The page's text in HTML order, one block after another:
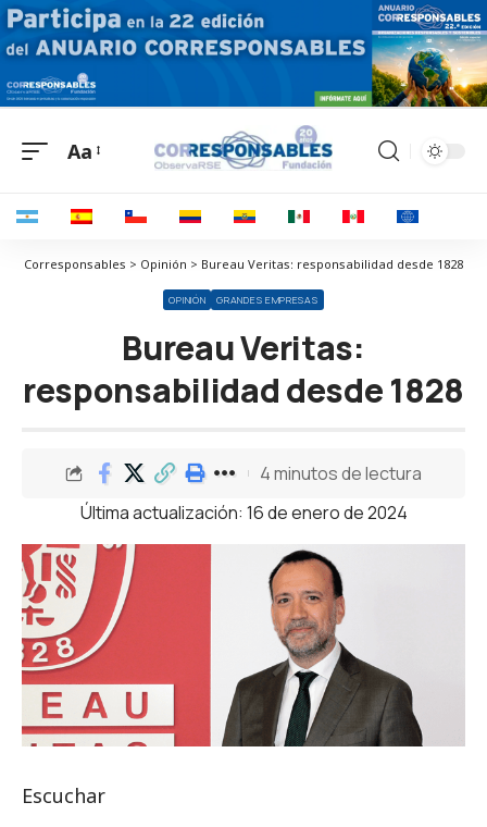
Aa
Corresponsables > Opinión > Bureau Veritas: responsabilidad desde 1828
OPINIÓN GRANDES EMPRESAS
Bureau Veritas:
responsabilidad desde 1828
Última actualización: 16 de enero de 2024
4 minutos de lectura
Escuchar